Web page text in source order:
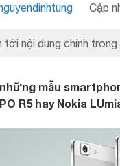
Cập
tới nội dung chính trong
mẫu
R5 hay Nokia